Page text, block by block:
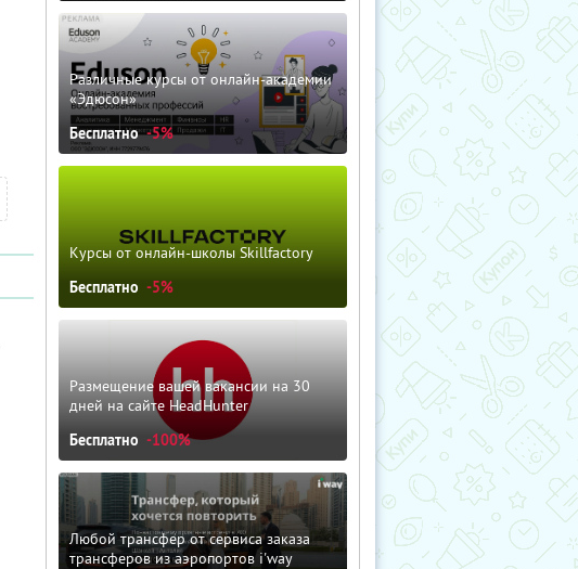
Различные курсы от онлайн-академии
«Эдюсон»
Бесплатно -5%
Курсы от онлайн-школы Skillfactory
Бесплатно -5%
Размещение вашей вакансии на 30
дней на сайте HeadHunter
Бесплатно -100%
Любой трансфер от сервиса заказа
трансферов из аэропортов i'way